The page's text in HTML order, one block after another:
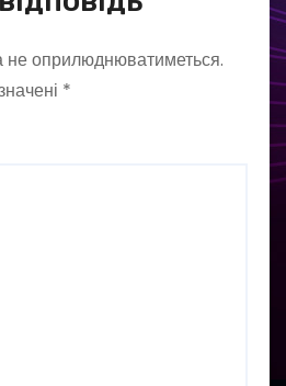
оприлюднюватиметься.
*